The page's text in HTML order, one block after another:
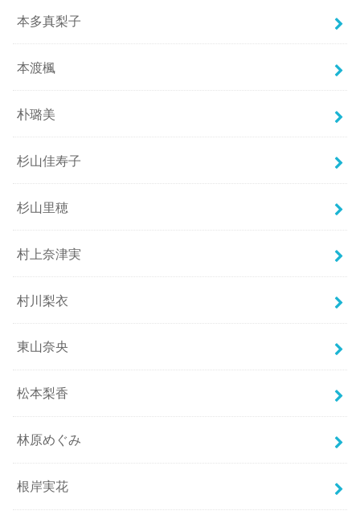
本多真梨子
本渡楓
朴璐美
杉山佳寿子
杉山里穂
村上奈津実
村川梨衣
東山奈央
松本梨香
林原めぐみ
根岸実花